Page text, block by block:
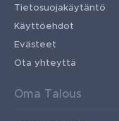
Tietosuojakäytäntö
Käyttöehdot
Evästeet
Ota yhteyttä
Oma Talous